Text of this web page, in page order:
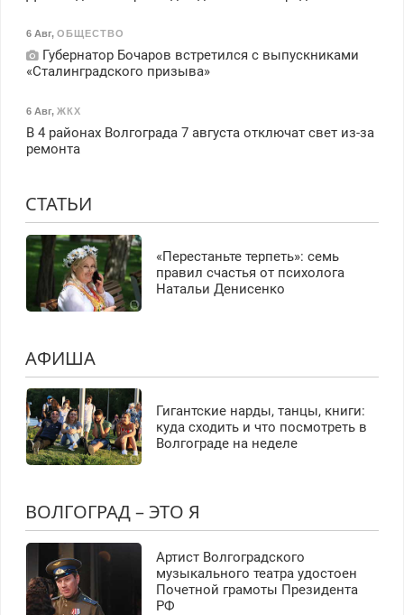
6 Авг, ОБЩЕСТВО
Губернатор Бочаров встретился с выпускниками
«Сталинградского призыва»
6 Авг, ЖКХ
В 4 районах Волгограда 7 августа отключат свет из-за
ремонта
СТАТЬИ
«Перестаньте терпеть»: семь
правил счастья от психолога
Натальи Денисенко
АФИША
Гигантские нарды, танцы, книги:
куда сходить и что посмотреть в
Волгограде на неделе
ВОЛГОГРАД – ЭТО Я
Артист Волгоградского
музыкального театра удостоен
Почетной грамоты Президента
РФ